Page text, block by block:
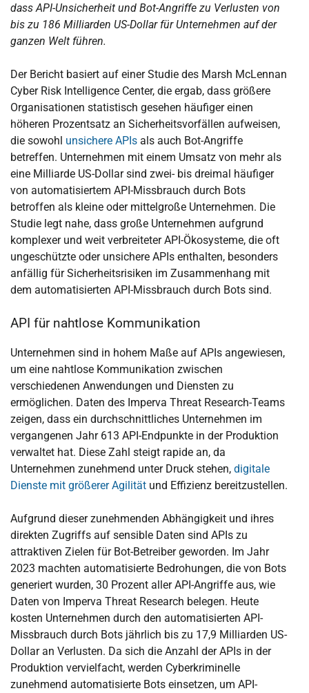
dass API-Unsicherheit und Bot-Angriffe zu Verlusten von
bis zu 186 Milliarden US-Dollar für Unternehmen auf der
ganzen Welt führen.
Der Bericht basiert auf einer Studie des Marsh McLennan
Cyber Risk Intelligence Center, die ergab, dass größere
Organisationen statistisch gesehen häufiger einen
höheren Prozentsatz an Sicherheitsvorfällen aufweisen,
die sowohl unsichere APIs als auch Bot-Angriffe
betreffen. Unternehmen mit einem Umsatz von mehr als
eine Milliarde US-Dollar sind zwei- bis dreimal häufiger
von automatisiertem API-Missbrauch durch Bots
betroffen als kleine oder mittelgroße Unternehmen. Die
Studie legt nahe, dass große Unternehmen aufgrund
komplexer und weit verbreiteter API-Ökosysteme, die oft
ungeschützte oder unsichere APIs enthalten, besonders
anfällig für Sicherheitsrisiken im Zusammenhang mit
dem automatisierten API-Missbrauch durch Bots sind.
API für nahtlose Kommunikation
Unternehmen sind in hohem Maße auf APIs angewiesen,
um eine nahtlose Kommunikation zwischen
verschiedenen Anwendungen und Diensten zu
ermöglichen. Daten des Imperva Threat Research-Teams
zeigen, dass ein durchschnittliches Unternehmen im
vergangenen Jahr 613 API-Endpunkte in der Produktion
verwaltet hat. Diese Zahl steigt rapide an, da
Unternehmen zunehmend unter Druck stehen, digitale
Dienste mit größerer Agilität und Effizienz bereitzustellen.
Aufgrund dieser zunehmenden Abhängigkeit und ihres
direkten Zugriffs auf sensible Daten sind APIs zu
attraktiven Zielen für Bot-Betreiber geworden. Im Jahr
2023 machten automatisierte Bedrohungen, die von Bots
generiert wurden, 30 Prozent aller API-Angriffe aus, wie
Daten von Imperva Threat Research belegen. Heute
kosten Unternehmen durch den automatisierten API-
Missbrauch durch Bots jährlich bis zu 17,9 Milliarden US-
Dollar an Verlusten. Da sich die Anzahl der APIs in der
Produktion vervielfacht, werden Cyberkriminelle
zunehmend automatisierte Bots einsetzen, um API-